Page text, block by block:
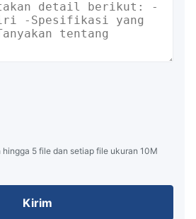
5 file dan setiap file ukuran 10M
Kirim